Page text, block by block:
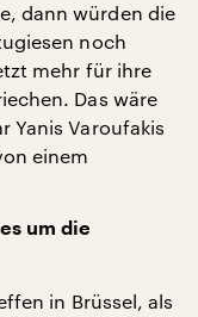
dann würden die
noch
mehr für ihre
Das wäre
Yanis Varoufakis
einem
um die
in Brüssel, als